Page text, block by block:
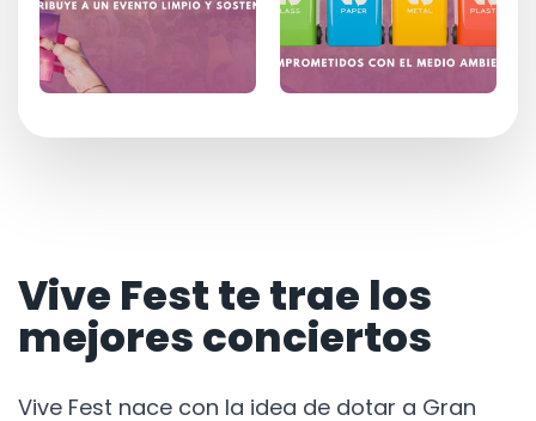
Vive Fest te trae los
mejores conciertos
Vive Fest nace con la idea de dotar a Gran